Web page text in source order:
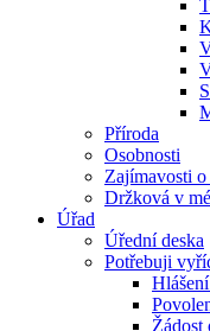
Příroda
Osobnosti
Zajímavosti o
Držková v
Úřad
Úřední deska
Potřebuji
Žádost